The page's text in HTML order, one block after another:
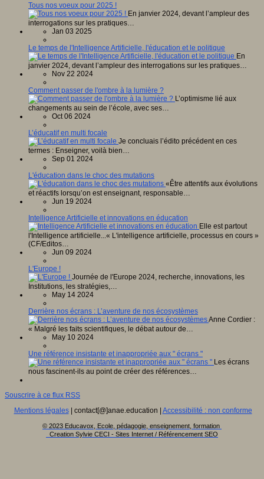
Tous nos voeux pour 2025 !
En janvier 2024, devant l’ampleur des
interrogations sur les pratiques…
Jan 03 2025
Le temps de l'Intelligence Artificielle, l'éducation et le politique
En
janvier 2024, devant l’ampleur des interrogations sur les pratiques…
Nov 22 2024
Comment passer de l'ombre à la lumière ?
L’optimisme lié aux
changements au sein de l’école, avec ses…
Oct 06 2024
L’éducatif en multi focale
Je concluais l’édito précédent en ces
termes : Enseigner, voilà bien…
Sep 01 2024
L'éducation dans le choc des mutations
«Être attentifs aux évolutions
et réactifs lorsqu’on est enseignant, responsable…
Jun 19 2024
Intelligence Artificielle et innovations en éducation
Elle est partout
l'Intelligence artificielle...« L'intelligence artificielle, processus en cours »
(CF/Editos…
Jun 09 2024
L'Europe !
Journée de l'Europe 2024, recherche, innovations, les
Institutions, les stratégies,…
May 14 2024
Derrière nos écrans : L’aventure de nos écosystèmes
Anne Cordier :
« Malgré les faits scientifiques, le débat autour de…
May 10 2024
Une référence insistante et inappropriée aux " écrans "
Les écrans
nous fascinent-ils au point de créer des références…
Souscrire à ce flux RSS
Mentions légales| contact[@]anae.education | Accessibilité : non conforme
© 2023 Educavox, Ecole, pédagogie, enseignement, formation
Creation Sylvie CECI - Sites Internet / Référencement SEO